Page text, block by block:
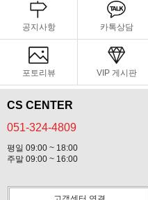
공지사항 카톡상담
포토리뷰 VIP 게시판
CS CENTER
051-324-4809
평일 09:00 ~ 18:00
주말 09:00 ~ 16:00